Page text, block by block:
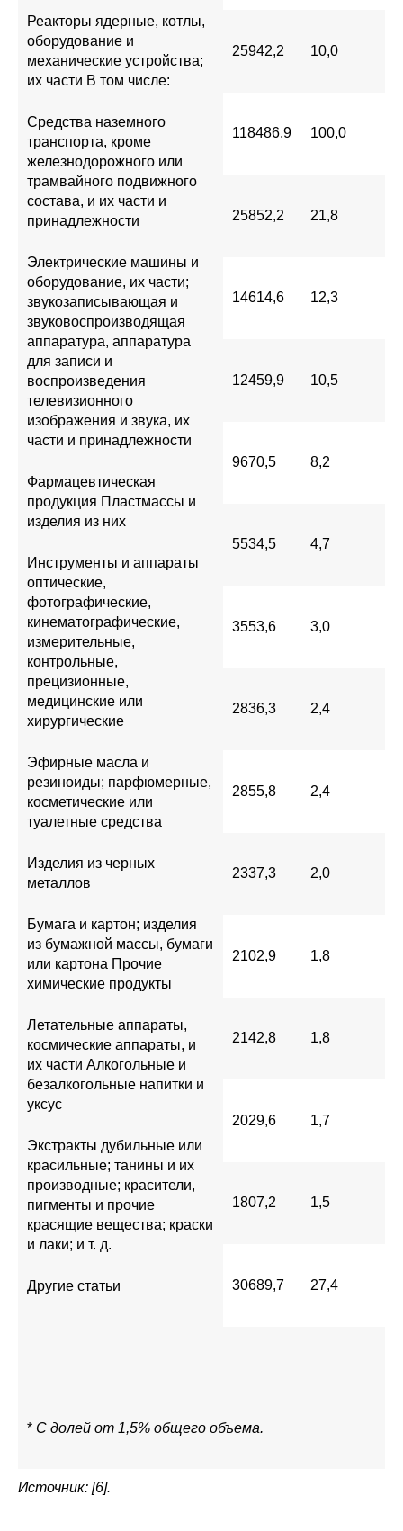
Реакторы ядерные, котлы,
оборудование и
механические устройства;
их части В том числе:
Средства наземного
транспорта, кроме
железнодорожного или
трамвайного подвижного
состава, и их части и
принадлежности
Электрические машины и
оборудование, их части;
звукозаписывающая и
звуковоспроизводящая
аппаратура, аппаратура
для записи и
воспроизведения
телевизионного
изображения и звука, их
части и принадлежности
Фармацевтическая
продукция Пластмассы и
изделия из них
Инструменты и аппараты
оптические,
фотографические,
кинематографические,
измерительные,
контрольные,
прецизионные,
медицинские или
хирургические
Эфирные масла и
резиноиды; парфюмерные,
косметические или
туалетные средства
Изделия из черных
металлов
Бумага и картон; изделия
из бумажной массы, бумаги
или картона Прочие
химические продукты
Летательные аппараты,
космические аппараты, и
их части Алкогольные и
безалкогольные напитки и
уксус
Экстракты дубильные или
красильные; танины и их
производные; красители,
пигменты и прочие
красящие вещества; краски
и лаки; и т. д.
Другие статьи
25942,2 10,0
118486,9 100,0
25852,2 21,8
14614,6 12,3
12459,9 10,5
9670,5 8,2
5534,5 4,7
3553,6 3,0
2836,3 2,4
2855,8 2,4
2337,3 2,0
2102,9 1,8
2142,8 1,8
2029,6 1,7
1807,2 1,5
30689,7 27,4
* С долей от 1,5% общего объема.
Источник: [6].